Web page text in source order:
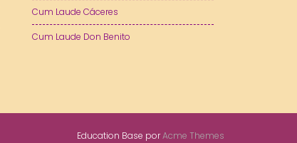
Cum Laude Cáceres
Cum Laude Don Benito
Education Base porAcme Themes